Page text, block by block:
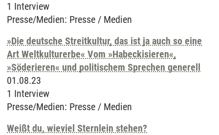
1 Interview
Presse/Medien: Presse / Medien
»Die deutsche Streitkultur, das ist ja auch so eine
Art Weltkulturerbe« Vom »Habeckisieren«,
»Söderieren« und politischem Sprechen generell
01.08.23
1 Interview
Presse/Medien: Presse / Medien
Weißt du, wieviel Sternlein stehen?